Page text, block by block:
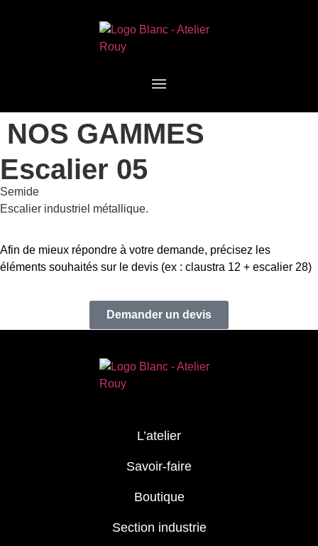
NOS GAMMES
Escalier 05
Semide
Escalier industriel métallique.
Afin de mieux répondre à votre demande, précisez les
éléments souhaités sur le devis (ex : claustra 12 + escalier 28)
Demander un devis
L’atelier
Savoir-faire
Boutique
Section industrie